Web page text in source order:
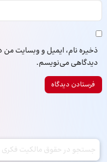
ذخیره نام، ایمیل و وبسایت من
دیدگاهی می‌نویسم.